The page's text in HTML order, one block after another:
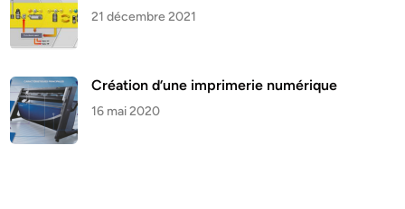
21 décembre 2021
Création d’une imprimerie numérique
16 mai 2020